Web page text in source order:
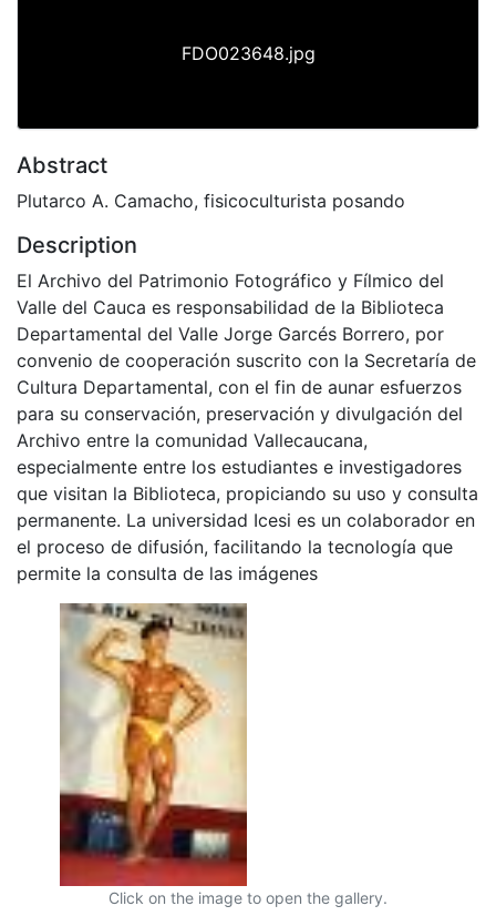
FDO023648.jpg
Abstract
Plutarco A. Camacho, fisicoculturista posando
Description
El Archivo del Patrimonio Fotográfico y Fílmico del
Valle del Cauca es responsabilidad de la Biblioteca
Departamental del Valle Jorge Garcés Borrero, por
convenio de cooperación suscrito con la Secretaría de
Cultura Departamental, con el fin de aunar esfuerzos
para su conservación, preservación y divulgación del
Archivo entre la comunidad Vallecaucana,
especialmente entre los estudiantes e investigadores
que visitan la Biblioteca, propiciando su uso y consulta
permanente. La universidad Icesi es un colaborador en
el proceso de difusión, facilitando la tecnología que
permite la consulta de las imágenes
Click on the image to open the gallery.